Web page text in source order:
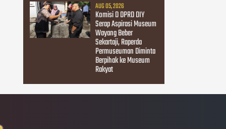
AUG 05, 2026
Komisi D DPRD DIY
Serap Aspirasi Museum
Wayang Beber
Sekartaji, Raperda
Permuseuman Diminta
Berpihak ke Museum
Rakyat